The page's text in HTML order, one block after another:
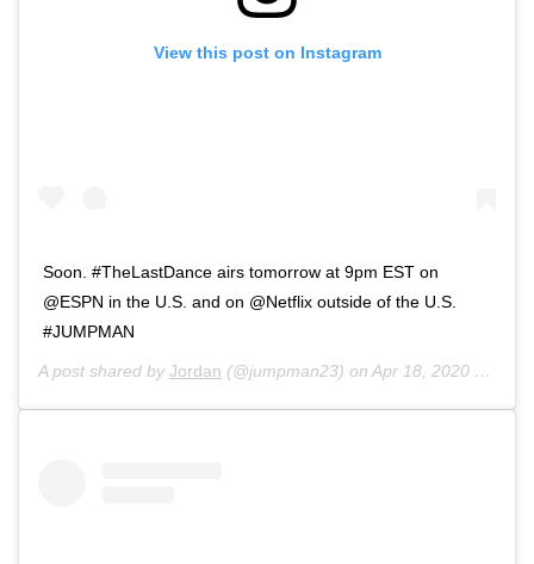
View this post on Instagram
Soon. #TheLastDance airs tomorrow at 9pm EST on
@ESPN in the U.S. and on @Netflix outside of the U.S.
#JUMPMAN
A post shared by Jordan (@jumpman23) on Apr 18, 2020 at 12:23pm PDT